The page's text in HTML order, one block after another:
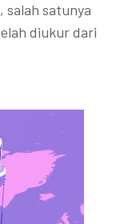
salah satunya
diukur dari